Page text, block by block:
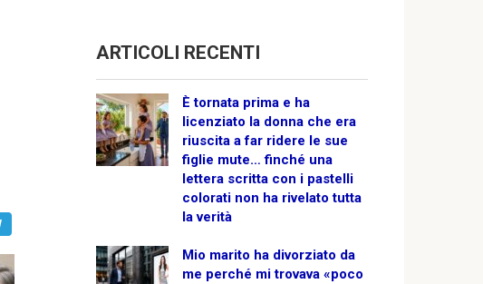
ARTICOLI RECENTI
È tornata prima e ha
licenziato la donna che era
riuscita a far ridere le sue
figlie mute… finché una
lettera scritta con i pastelli
colorati non ha rivelato tutta
la verità
Mio marito ha divorziato da
me perché mi trovava «poco